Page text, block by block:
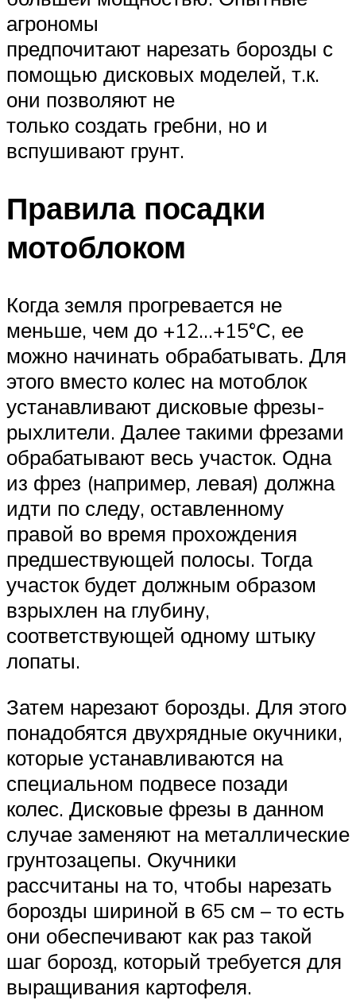
агрономы
предпочитают нарезать борозды с
помощью дисковых моделей, т.к.
они позволяют не
только создать гребни, но и
вспушивают грунт.
Правила посадки
мотоблоком
Когда земля прогревается не
меньше, чем до +12…+15°С, ее
можно начинать обрабатывать. Для
этого вместо колес на мотоблок
устанавливают дисковые фрезы-
рыхлители. Далее такими фрезами
обрабатывают весь участок. Одна
из фрез (например, левая) должна
идти по следу, оставленному
правой во время прохождения
предшествующей полосы. Тогда
участок будет должным образом
взрыхлен на глубину,
соответствующей одному штыку
лопаты.
Затем нарезают борозды. Для этого
понадобятся двухрядные окучники,
которые устанавливаются на
специальном подвесе позади
колес. Дисковые фрезы в данном
случае заменяют на металлические
грунтозацепы. Окучники
рассчитаны на то, чтобы нарезать
борозды шириной в 65 см – то есть
они обеспечивают как раз такой
шаг борозд, который требуется для
выращивания картофеля.